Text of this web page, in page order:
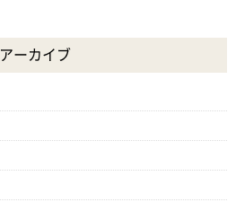
アーカイブ